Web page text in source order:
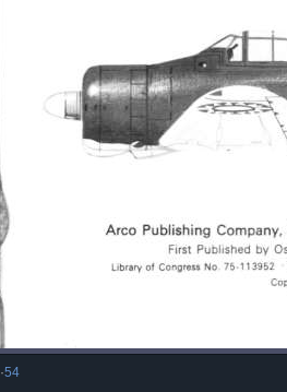
·54